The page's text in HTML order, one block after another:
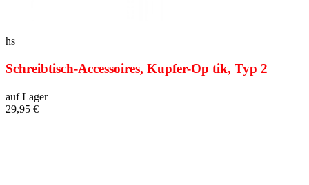
hs
Schreibtisch-Accessoires, Kupfer-Op tik, Typ 2
auf Lager
29,95 €